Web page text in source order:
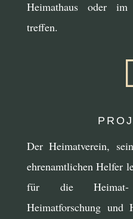
Heimathaus oder im
treffen.
Der Heimatverein,
ehrenamtlichen Helfer
für die Heimat-
Heimatforschung und